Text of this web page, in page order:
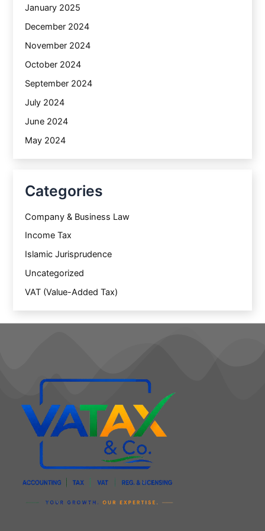
January 2025
December 2024
November 2024
October 2024
September 2024
July 2024
June 2024
May 2024
Categories
Company & Business Law
Income Tax
Islamic Jurisprudence
Uncategorized
VAT (Value-Added Tax)